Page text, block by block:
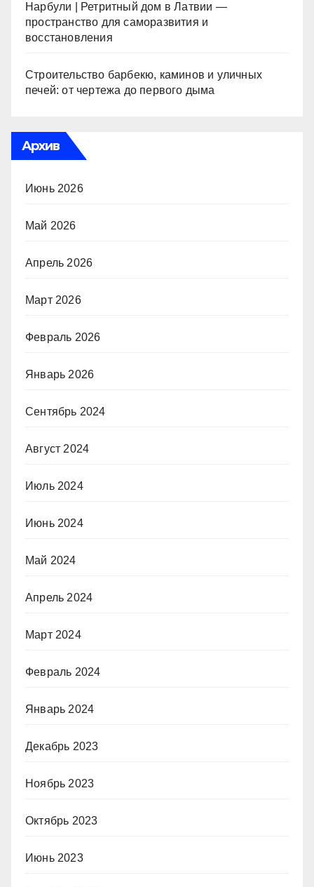
Нарбули | Ретритный дом в Латвии —
пространство для саморазвития и
восстановления
Строительство барбекю, каминов и уличных
печей: от чертежа до первого дыма
Архив
Июнь 2026
Май 2026
Апрель 2026
Март 2026
Февраль 2026
Январь 2026
Сентябрь 2024
Август 2024
Июль 2024
Июнь 2024
Май 2024
Апрель 2024
Март 2024
Февраль 2024
Январь 2024
Декабрь 2023
Ноябрь 2023
Октябрь 2023
Июнь 2023